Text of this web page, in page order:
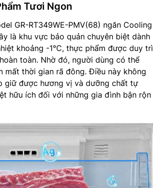
Tươi Ngon
GR-RT349WE-PMV(68) ngăn Cooling
là khu vực bảo quản chuyên biệt dành
khoảng -1°C, thực phẩm được duy trì
toàn. Nhờ đó, người dùng có thể
mất thời gian rã đông. Điều này không
giữ được hương vị và dưỡng chất tự
hữu ích đối với những gia đình bận rộn